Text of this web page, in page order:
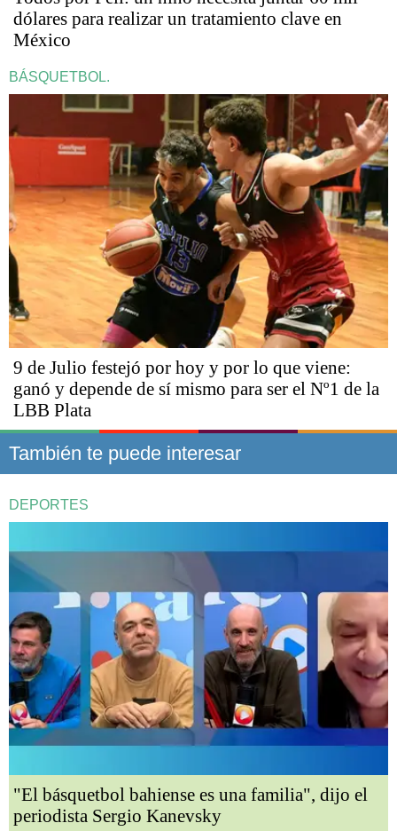
dólares para realizar un tratamiento clave en
México
BÁSQUETBOL.
9 de Julio festejó por hoy y por lo que viene:
ganó y depende de sí mismo para ser el Nº1 de la
LBB Plata
También te puede interesar
DEPORTES
"El básquetbol bahiense es una familia", dijo el
periodista Sergio Kanevsky